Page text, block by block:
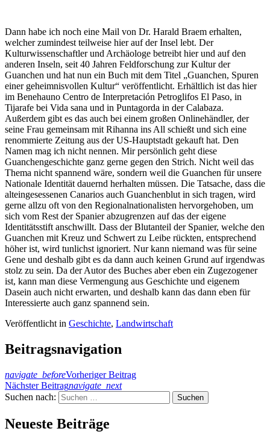
Dann habe ich noch eine Mail von Dr. Harald Braem erhalten,
welcher zumindest teilweise hier auf der Insel lebt. Der
Kulturwissenschaftler und Archäologe betreibt hier und auf den
anderen Inseln, seit 40 Jahren Feldforschung zur Kultur der
Guanchen und hat nun ein Buch mit dem Titel „Guanchen, Spuren
einer geheimnisvollen Kultur“ veröffentlicht. Erhältlich ist das hier
im Benehauno Centro de Interpretación Petroglifos El Paso, in
Tijarafe bei Vida sana und in Puntagorda in der Calabaza.
Außerdem gibt es das auch bei einem großen Onlinehändler, der
seine Frau gemeinsam mit Rihanna ins All schießt und sich eine
renommierte Zeitung aus der US-Hauptstadt gekauft hat. Den
Namen mag ich nicht nennen. Mir persönlich geht diese
Guanchengeschichte ganz gerne gegen den Strich. Nicht weil das
Thema nicht spannend wäre, sondern weil die Guanchen für unsere
Nationale Identität dauernd herhalten müssen. Die Tatsache, dass die
alteingesessenen Canarios auch Guanchenblut in sich tragen, wird
gerne allzu oft von den Regionalnationalisten hervorgehoben, um
sich vom Rest der Spanier abzugrenzen auf das der eigene
Identitätsstift anschwillt. Dass der Blutanteil der Spanier, welche den
Guanchen mit Kreuz und Schwert zu Leibe rückten, entsprechend
höher ist, wird tunlichst ignoriert. Nur kann niemand was für seine
Gene und deshalb gibt es da dann auch keinen Grund auf irgendwas
stolz zu sein. Da der Autor des Buches aber eben ein Zugezogener
ist, kann man diese Vermengung aus Geschichte und eigenem
Dasein auch nicht erwarten, und deshalb kann das dann eben für
Interessierte auch ganz spannend sein.
Veröffentlicht in Geschichte, Landwirtschaft
Beitragsnavigation
navigate_beforeVorheriger Beitrag
Nächster Beitragnavigate_next
Suchen nach:
Neueste Beiträge